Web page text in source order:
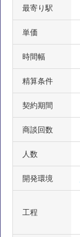
最寄り駅
単価
時間幅
精算条件
契約期間
商談回数
人数
開発環境
工程